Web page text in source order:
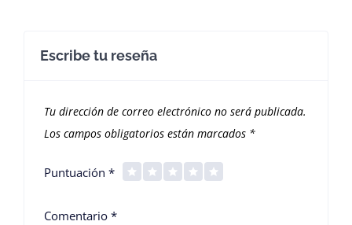
Escribe tu reseña
Tu dirección de correo electrónico no será publicada.
Los campos obligatorios están marcados *
Puntuación *
Comentario *